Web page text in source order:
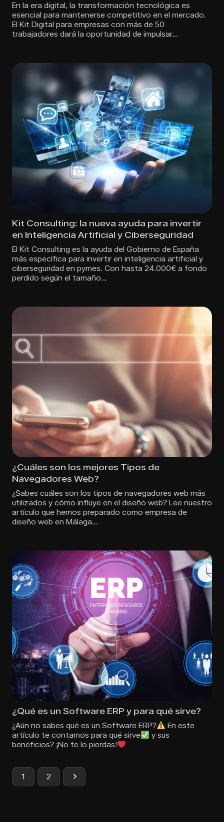
En la era digital, la transformación tecnológica es
esencial para mantenerse competitivo en el mercado.
El Kit Digital para empresas con más de 50
trabajadores dará la oportunidad de impulsar…
Kit Consulting: la nueva ayuda para invertir
en Inteligencia Artificial y Ciberseguridad
El Kit Consulting es la ayuda del Gobierno de España
más específica para invertir en inteligencia artificial y
ciberseguridad en pymes. Con hasta 24.000€ a fondo
perdido según el tamaño…
¿Cuáles son los mejores Tipos de
Navegadores Web?
¿Sabes cuáles son los tipos de navegadores web más
utilizados y cómo influye en el diseño web? Lee nuestro
artículo que hemos preparado como empresa de
diseño web en Málaga…
¿Qué es un Software ERP y para qué sirve?
¿Aún no sabes qué es un Software ERP?
En este
artículo te contamos para qué sirve
y sus
beneficios? ¡No te lo pierdas!
1 2